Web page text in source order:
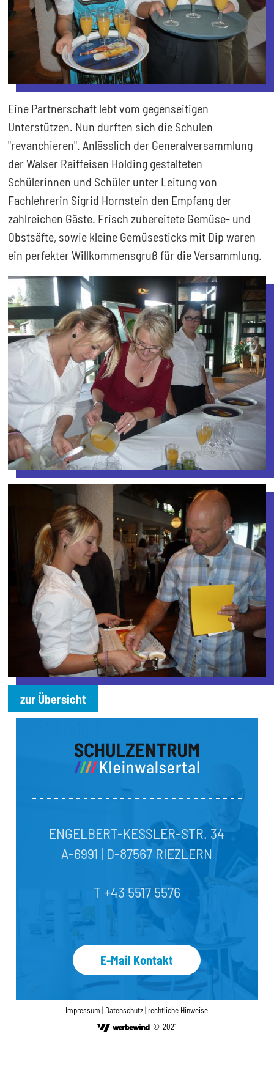
Eine Partnerschaft lebt vom gegenseitigen
Unterstützen. Nun durften sich die Schulen
"revanchieren". Anlässlich der Generalversammlung
der Walser Raiffeisen Holding gestalteten
Schülerinnen und Schüler unter Leitung von
Fachlehrerin Sigrid Hornstein den Empfang der
zahlreichen Gäste. Frisch zubereitete Gemüse- und
Obstsäfte, sowie kleine Gemüsesticks mit Dip waren
ein perfekter Willkommensgruß für die Versammlung.
zur Übersicht
ENGELBERT-KESSLER-STR. 34
A-6991 | D-87567 RIEZLERN
T +43 5517 5576
E-Mail Kontakt
Impressum | Datenschutz|rechtliche Hinweise
© 2021